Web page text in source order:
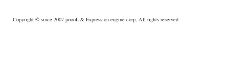
Copyright © since 2007 poooL & Expression engine corp, All rights reserved